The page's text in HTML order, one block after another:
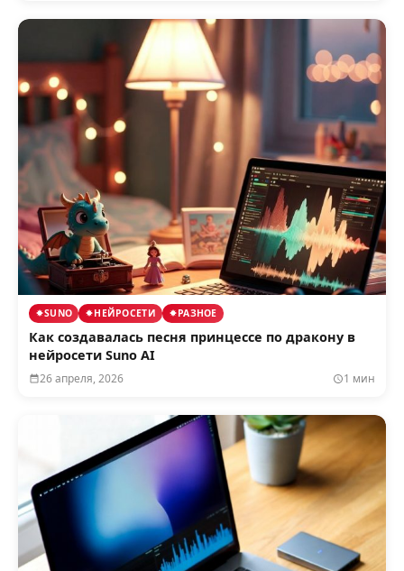
SUNO НЕЙРОСЕТИ РАЗНОЕ
Как создавалась песня принцессе по дракону в
нейросети Suno AI
26 апреля, 2026 1 мин